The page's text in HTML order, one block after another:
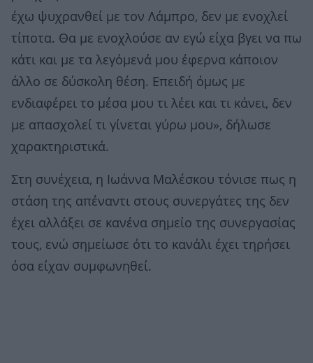
έχω ψυχρανθεί με τον Λάμπρο, δεν με ενοχλεί
τίποτα. Θα με ενοχλούσε αν εγώ είχα βγει να πω
κάτι και με τα λεγόμενά μου έφερνα κάποιον
άλλο σε δύσκολη θέση. Επειδή όμως με
ενδιαφέρει το μέσα μου τι λέει και τι κάνει, δεν
με απασχολεί τι γίνεται γύρω μου», δήλωσε
χαρακτηριστικά.
Στη συνέχεια, η Ιωάννα Μαλέσκου τόνισε πως η
στάση της απέναντι στους συνεργάτες της δεν
έχει αλλάξει σε κανένα σημείο της συνεργασίας
τους, ενώ σημείωσε ότι το κανάλι έχει τηρήσει
όσα είχαν συμφωνηθεί.